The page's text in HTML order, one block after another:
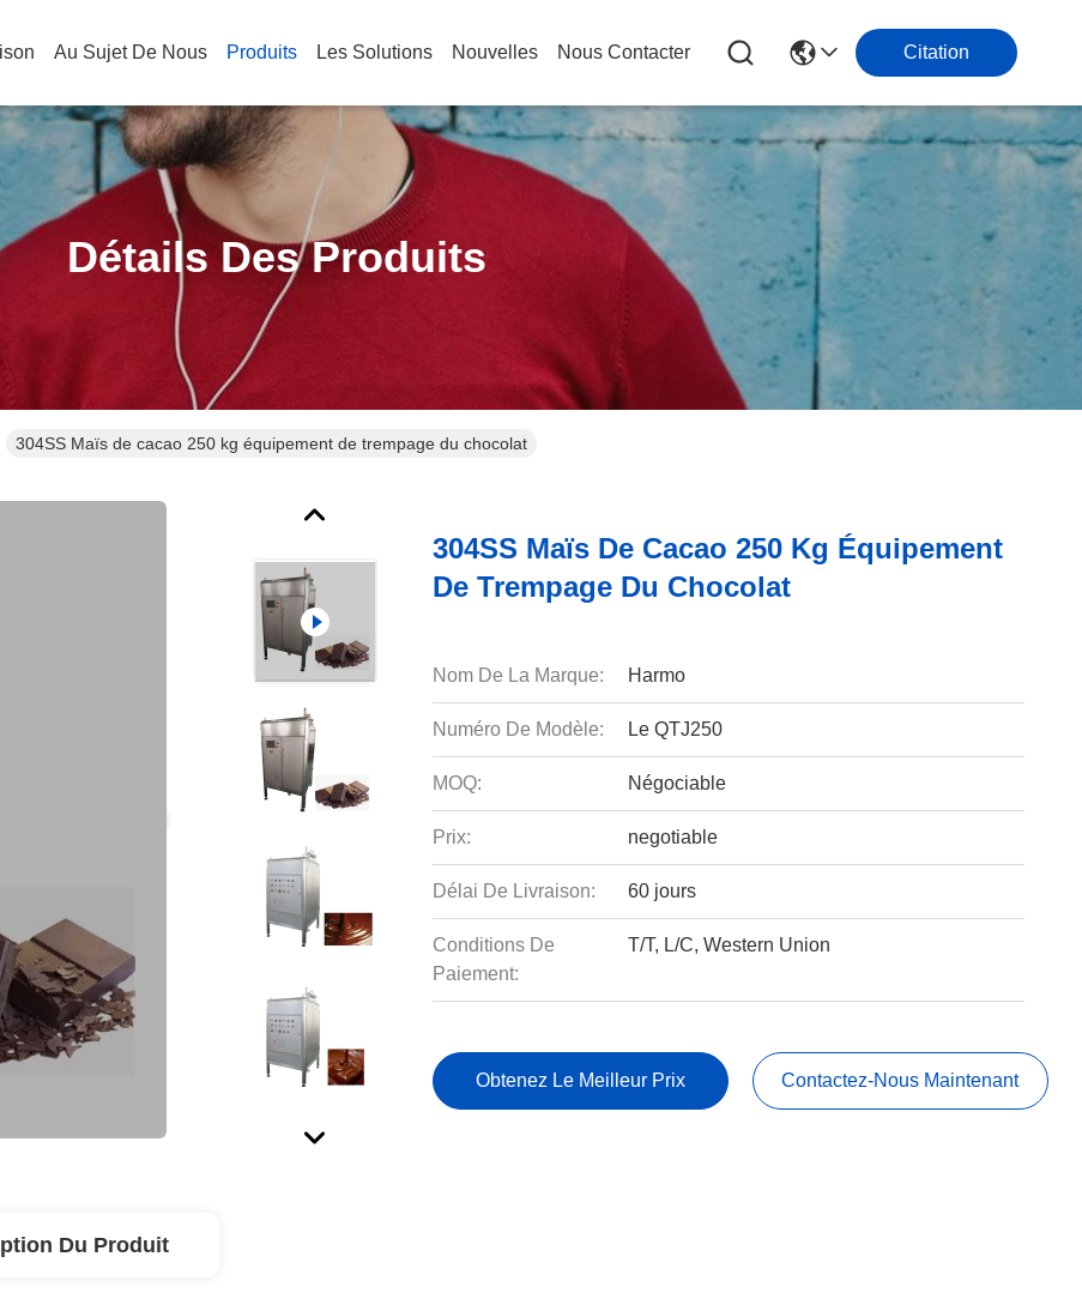
Au Sujet De Nous Produits Les Solutions Nouvelles Nous Contacter Citation
Détails Des Produits
304SS Maïs de cacao 250 kg équipement de trempage du chocolat
304SS Maïs De Cacao 250 Kg Équipement
De Trempage Du Chocolat
Nom De La Marque: Harmo
Numéro De Modèle: Le QTJ250
MOQ: Négociable
Prix: negotiable
Délai De Livraison: 60 jours
Conditions De
Paiement:
T/T, L/C, Western Union
Obtenez Le Meilleur Prix Contactez-Nous Maintenant
Du Produit